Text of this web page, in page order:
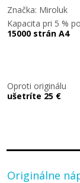
Značka: Miroluk
Kapacita pri 5 %
15000 strán A4
Oproti originálu
ušetríte 25 €
Originálne